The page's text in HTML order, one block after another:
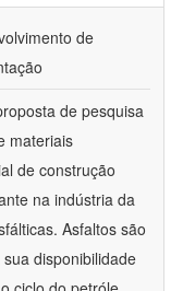
de
de pesquisa
materiais
de construção
na indústria da
Asfaltos são
disponibilidade